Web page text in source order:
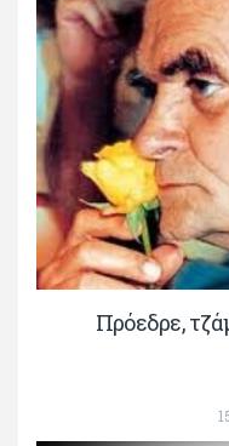
Πρόεδρε,